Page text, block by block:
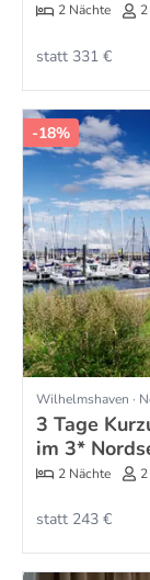
2 Nächte
statt 331 €
-18%
Wilhelmshaven ·
3 Tage
im 3*
2 Nächte
statt 243 €